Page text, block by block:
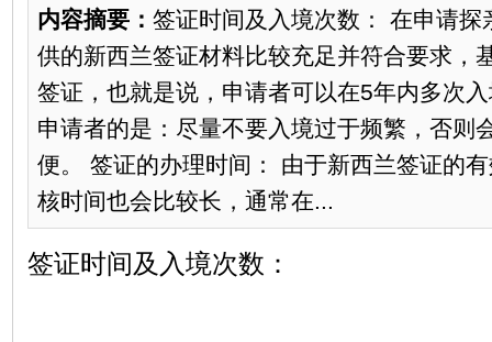
内容摘要： 签证时间及入境次数： 在申请
供的新西兰签证材料比较充足并符合要求，
签证，也就是说，申请者可以在5年内多次
申请者的是：尽量不要入境过于频繁，否则
便。 签证的办理时间： 由于新西兰签证的
核时间也会比较长，通常在...
签证时间及入境次数：